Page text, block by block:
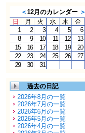
＜12月のカレンダー ＞
日
月 火 水 木 金
1
2 3 4 5 6
8
9 10 11 12 13
15
16 17 18 19 20
22
23 24 25 26 27
29
30 31
過去の日記
2026年8月の一覧
2026年7月の一覧
2026年6月の一覧
2026年5月の一覧
2026年4月の一覧